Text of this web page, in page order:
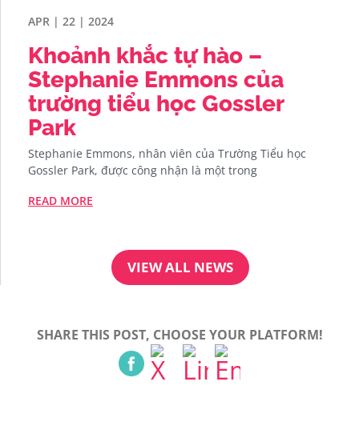
APR | 22 | 2024
Khoảnh khắc tự hào –
Stephanie Emmons của
trường tiểu học Gossler
Park
Stephanie Emmons, nhân viên của Trường Tiểu học
Gossler Park, được công nhận là một trong
READ MORE
VIEW ALL NEWS
SHARE THIS POST, CHOOSE YOUR PLATFORM!